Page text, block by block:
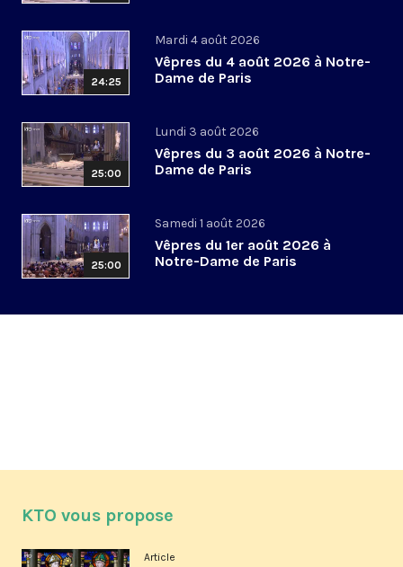
24:25
Mardi 4 août 2026
Vêpres du 4 août 2026 à Notre-
Dame de Paris
25:00
Lundi 3 août 2026
Vêpres du 3 août 2026 à Notre-
Dame de Paris
25:00
Samedi 1 août 2026
Vêpres du 1er août 2026 à
Notre-Dame de Paris
KTO vous propose
Article